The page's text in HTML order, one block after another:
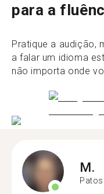
para a
Pratique a audição,
a falar um idioma
não importa onde
M.
Patos